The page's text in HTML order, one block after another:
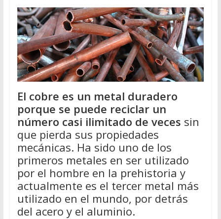
El cobre es un metal duradero
porque se puede reciclar un
número casi ilimitado de veces sin
que pierda sus propiedades
mecánicas. Ha sido uno de los
primeros metales en ser utilizado
por el hombre en la prehistoria y
actualmente es el tercer metal más
utilizado en el mundo, por detrás
del acero y el aluminio.